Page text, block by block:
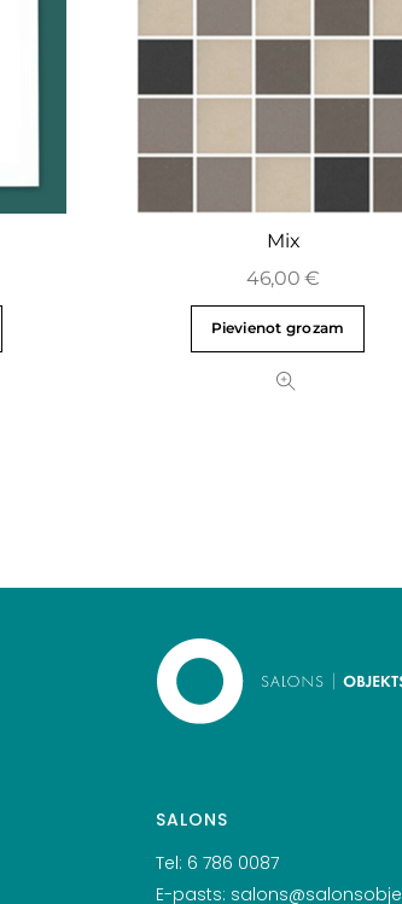
Mix
46,00€
Pievienot grozam
SALONS
Tel: 6 786 0087
E-pasts: